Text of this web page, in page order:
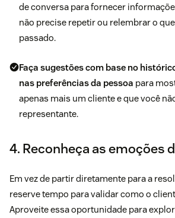
de conversa para fornecer
não precise repetir ou relembrar o
passado.
Faça sugestões com base no
nas preferências da pessoa para
apenas mais um cliente e que você
representante.
4. Reconheça as emoções
Em vez de partir diretamente para a
reserve tempo para validar como o
Aproveite essa oportunidade para